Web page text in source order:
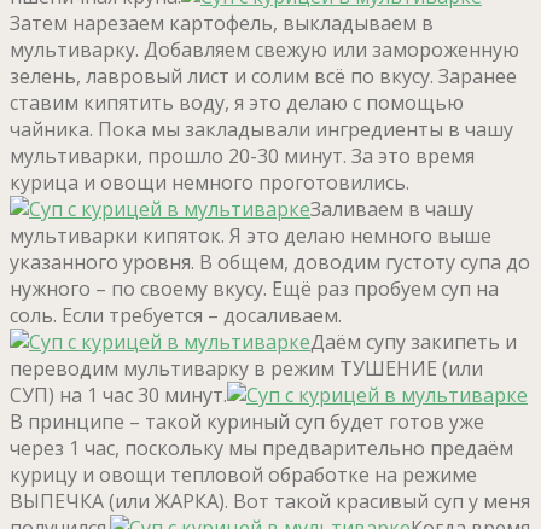
Затем нарезаем картофель, выкладываем в
мультиварку. Добавляем свежую или замороженную
зелень, лавровый лист и солим всё по вкусу. Заранее
ставим кипятить воду, я это делаю с помощью
чайника. Пока мы закладывали ингредиенты в чашу
мультиварки, прошло 20-30 минут. За это время
курица и овощи немного проготовились.
Заливаем в чашу
мультиварки кипяток. Я это делаю немного выше
указанного уровня. В общем, доводим густоту супа до
нужного – по своему вкусу. Ещё раз пробуем суп на
соль. Если требуется – досаливаем.
Даём супу закипеть и
переводим мультиварку в режим ТУШЕНИЕ (или
СУП) на 1 час 30 минут.
В принципе – такой куриный суп будет готов уже
через 1 час, поскольку мы предварительно предаём
курицу и овощи тепловой обработке на режиме
ВЫПЕЧКА (или ЖАРКА). Вот такой красивый суп у меня